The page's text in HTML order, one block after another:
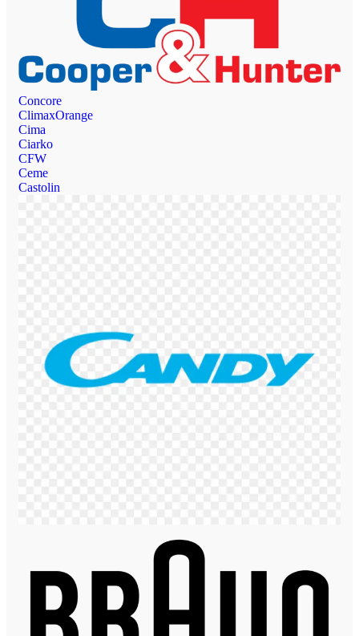
Concore
ClimaxOrange
Cima
Ciarko
CFW
Ceme
Castolin